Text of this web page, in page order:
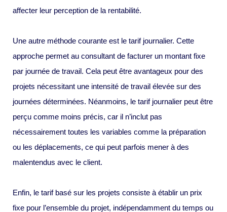
affecter leur perception de la rentabilité.
Une autre méthode courante est le tarif journalier. Cette
approche permet au consultant de facturer un montant fixe
par journée de travail. Cela peut être avantageux pour des
projets nécessitant une intensité de travail élevée sur des
journées déterminées. Néanmoins, le tarif journalier peut être
perçu comme moins précis, car il n’inclut pas
nécessairement toutes les variables comme la préparation
ou les déplacements, ce qui peut parfois mener à des
malentendus avec le client.
Enfin, le tarif basé sur les projets consiste à établir un prix
fixe pour l’ensemble du projet, indépendamment du temps ou